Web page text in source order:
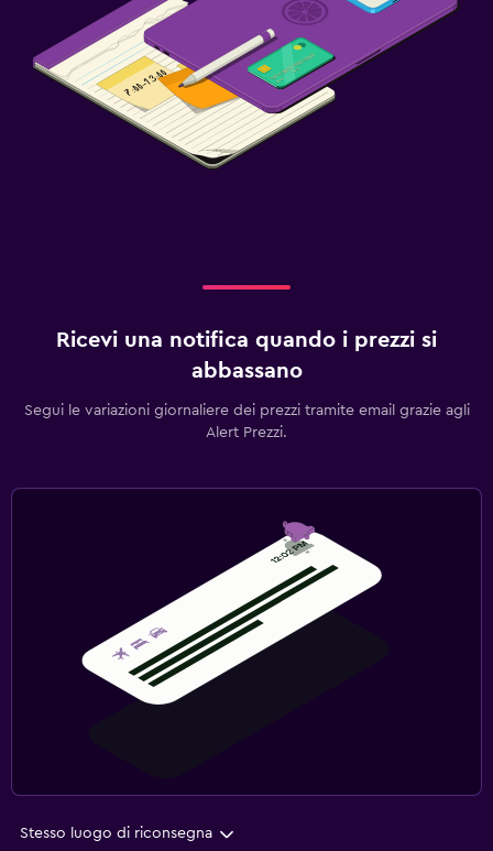
Ricevi una notifica quando i prezzi si
abbassano
Segui le variazioni giornaliere dei prezzi tramite email grazie agli
Alert Prezzi.
Stesso luogo di riconsegna